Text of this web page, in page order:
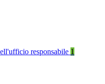
responsabile 1